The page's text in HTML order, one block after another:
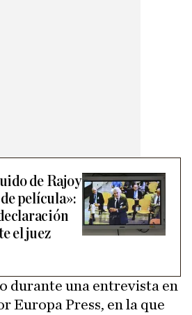
de Rajoy
película»:
el juez
durante una entrevista en
Europa Press, en la que